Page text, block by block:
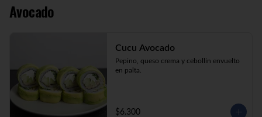
Avocado
Cucu Avocado
Pepino, queso crema y cebollín envuelto
en palta.
$6.300